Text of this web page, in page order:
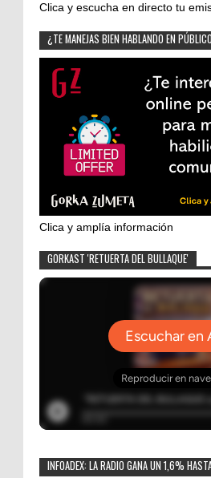
Clica y escucha en directo tu
¿TE MANEJAS BIEN HABLANDO EN
Clica y amplía información
GORKAST 'RETUERTA DEL BULLAQUE'
INFOADEX: LA RADIO GANA UN 1,6%